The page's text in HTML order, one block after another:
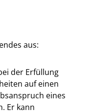
aus:
der Erfüllung
auf einen
eines
Er kann